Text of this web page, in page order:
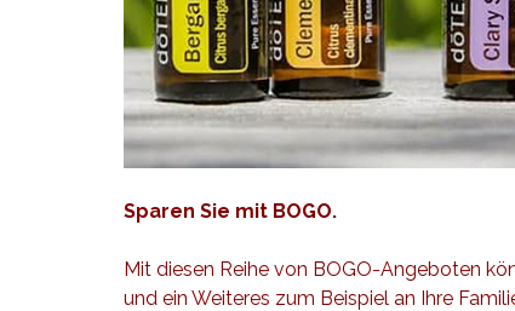
Sparen Sie mit BOGO.
Mit diesen Reihe von BOGO-Angeboten
und ein Weiteres zum Beispiel an Ihre